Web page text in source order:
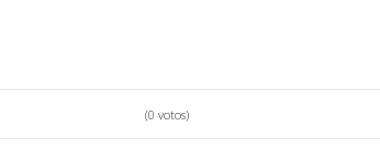
(0 votos)